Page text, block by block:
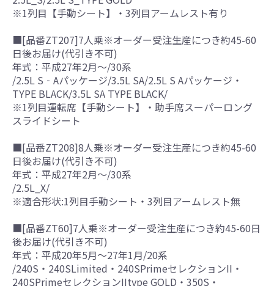
※1列目【手動シート】・3列目アームレスト有り
■[品番ZT207]7人乗※オーダー受注生産につき約45-60
日後お届け(代引き不可)
年式：平成27年2月～/30系
/2.5L S‐Aパッケージ/3.5L SA/2.5L S Aパッケージ・
TYPE BLACK/3.5L SA TYPE BLACK/
※1列目運転席【手動シート】・助手席スーパーロング
スライドシート
■[品番ZT208]8人乗※オーダー受注生産につき約45-60
日後お届け(代引き不可)
年式：平成27年2月～/30系
/2.5L_X/
※適合形状:1列目手動シート・3列目アームレスト無
■[品番ZT60]7人乗※オーダー受注生産につき約45-60日
後お届け(代引き不可)
年式：平成20年5月～27年1月/20系
/240S・240SLimited・240SPrimeセレクションII・
240SPrimeセレクションIItype GOLD・350S・